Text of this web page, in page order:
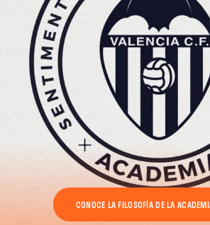
CONOCE LA FILOSOFÍA DE LA